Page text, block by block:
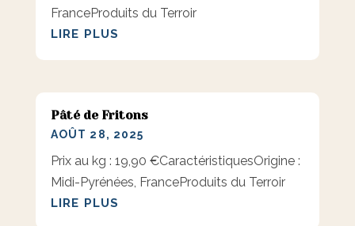
FranceProduits du Terroir
LIRE PLUS
Pâté de Fritons
AOÛT 28, 2025
Prix au kg : 19,90 €CaractéristiquesOrigine :
Midi-Pyrénées, FranceProduits du Terroir
LIRE PLUS